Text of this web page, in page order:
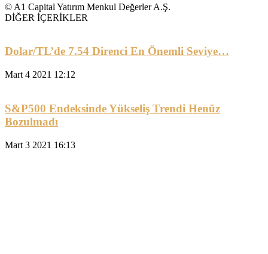
© A1 Capital Yatırım Menkul Değerler A.Ş.
DİĞER İÇERİKLER
Dolar/TL’de 7.54 Direnci En Önemli Seviye…
Mart 4 2021 12:12
S&P500 Endeksinde Yükseliş Trendi Henüz
Bozulmadı
Mart 3 2021 16:13